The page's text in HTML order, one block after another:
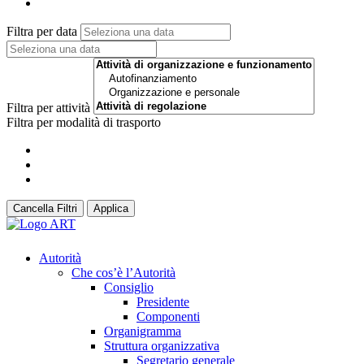
Filtra per data
Filtra per attività
Filtra per modalità di trasporto
Cancella Filtri Applica
Autorità
Che cos’è l’Autorità
Consiglio
Presidente
Componenti
Organigramma
Struttura organizzativa
Segretario generale